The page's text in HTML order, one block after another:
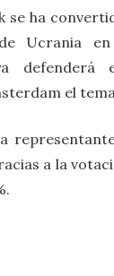
se ha
Ucrania
el tema
a la